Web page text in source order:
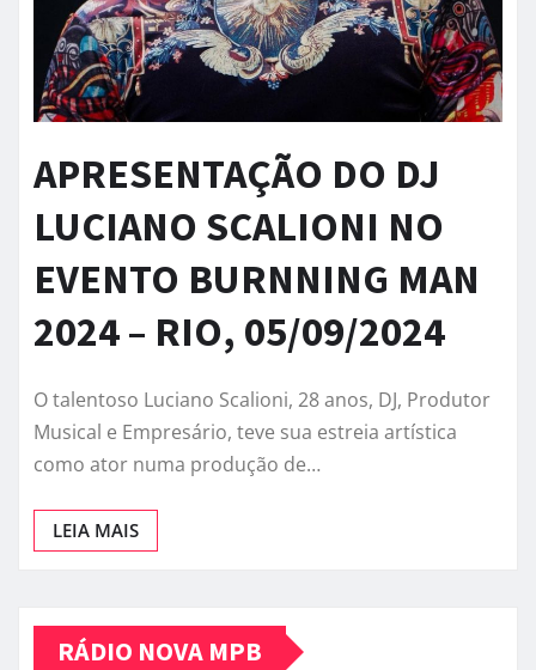
APRESENTAÇÃO DO DJ
LUCIANO SCALIONI NO
EVENTO BURNNING MAN
2024 – RIO, 05/09/2024
O talentoso Luciano Scalioni, 28 anos, DJ, Produtor
Musical e Empresário, teve sua estreia artística
como ator numa produção de…
LEIA MAIS
RÁDIO NOVA MPB